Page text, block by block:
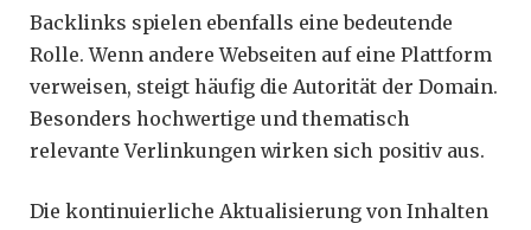
Backlinks spielen ebenfalls eine bedeutende
Rolle. Wenn andere Webseiten auf eine Plattform
verweisen, steigt häufig die Autorität der Domain.
Besonders hochwertige und thematisch
relevante Verlinkungen wirken sich positiv aus.
Die kontinuierliche Aktualisierung von Inhalten